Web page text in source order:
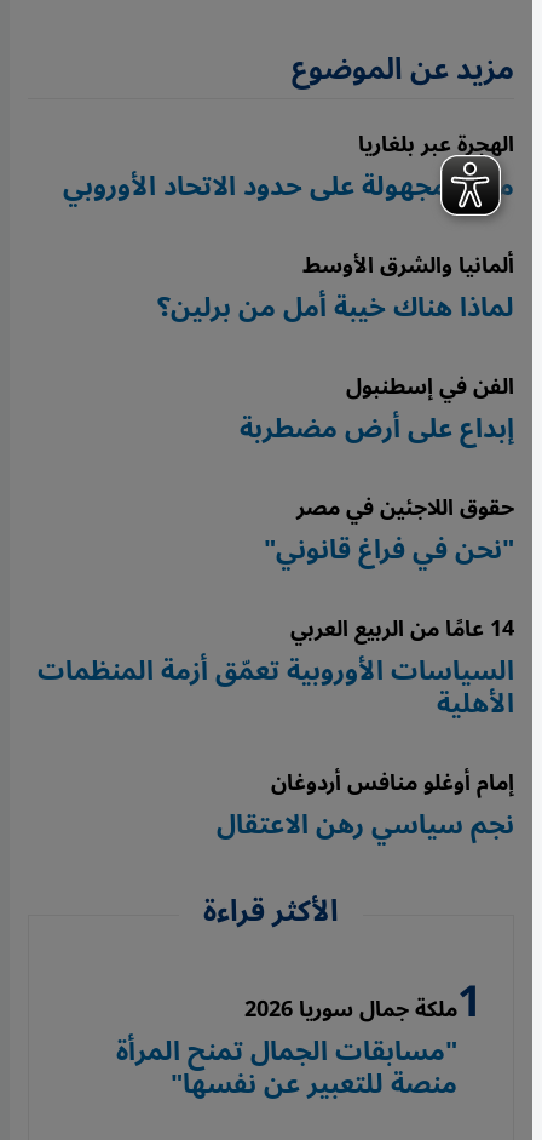
مزيد عن الموضوع
الهجرة عبر بلغاريا
مقابر مجهولة على حدود الاتحاد الأوروبي
ألمانيا والشرق الأوسط
لماذا هناك خيبة أمل من برلين؟
الفن في إسطنبول
إبداع على أرض مضطربة
حقوق اللاجئين في مصر
"نحن في فراغ قانوني"
14 عامًا من الربيع العربي
السياسات الأوروبية تعمّق أزمة المنظمات
الأهلية
إمام أوغلو منافس أردوغان
نجم سياسي رهن الاعتقال
الأكثر قراءة
ملكة جمال سوريا 2026
"مسابقات الجمال تمنح المرأة
منصة للتعبير عن نفسها"